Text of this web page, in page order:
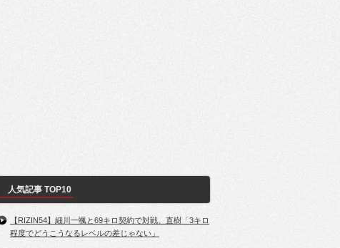
人気記事 TOP10
【RIZIN54】細川一颯と69キロ契約で対戦、直樹「3キロ
程度でどうこうなるレベルの差じゃない」